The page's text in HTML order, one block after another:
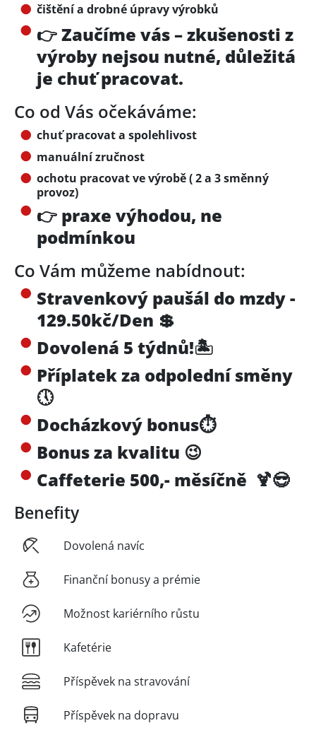
čištění a drobné úpravy výrobků
👉 Zaučíme vás – zkušenosti z
výroby nejsou nutné, důležitá
je chuť pracovat.
Co od Vás očekáváme:
chuť pracovat a spolehlivost
manuální zručnost
ochotu pracovat ve výrobě ( 2 a 3 směnný
provoz)
👉 praxe výhodou, ne
podmínkou
Co Vám můžeme nabídnout:
Stravenkový paušál do mzdy -
129.50kč/Den 💲
Dovolená 5 týdnů!🏝
Příplatek za odpolední směny
🕔
Docházkový bonus⏱
Bonus za kvalitu 😉
Caffeterie 500,- měsíčně 🍹😎
Benefity
Dovolená navíc
Finanční bonusy a prémie
Možnost kariérního růstu
Kafetérie
Příspěvek na stravování
Příspěvek na dopravu